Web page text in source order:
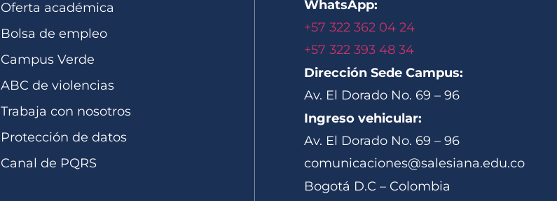
Oferta académica
Bolsa de empleo
Campus Verde
ABC de violencias
Trabaja con nosotros
Protección de datos
Canal de PQRS
WhatsApp:
+57 322 362 04 24
+57 322 393 48 34
Dirección Sede Campus:
Av. El Dorado No. 69 – 96
Ingreso vehicular:
Av. El Dorado No. 69 – 96
comunicaciones@salesiana.edu.co
Bogotá D.C – Colombia